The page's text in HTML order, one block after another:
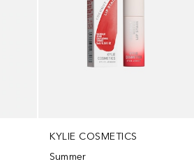
KYLIE COSMETICS
Summer